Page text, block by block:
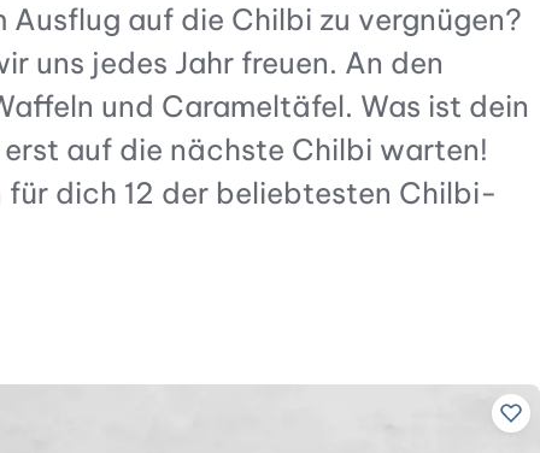
auf die Chilbi zu vergnügen?
uns jedes Jahr freuen. An den
und Carameltäfel. Was ist dein
auf die nächste Chilbi warten!
für dich 12 der beliebtesten Chilbi-
Zu